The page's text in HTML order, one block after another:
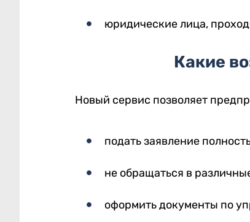
юридические лица,
Какие
Новый сервис позволяет
подать заявление
не обращаться в
оформить документы по